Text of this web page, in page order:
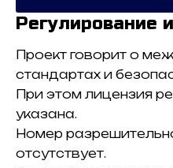
Регулирование
Проект говорит о
стандартах и
При этом лицензия
указана.
Номер
отсутствует.